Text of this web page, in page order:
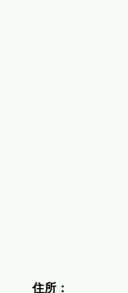
住所：